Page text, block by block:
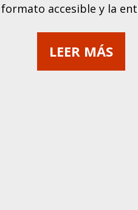
formato accesible y la
LEER MÁS